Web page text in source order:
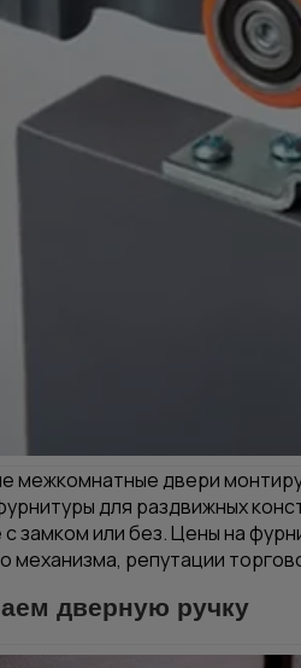
межкомнатные двери
для раздвижных
с замком или без. Цены на
механизма, репутации
дверную ручку